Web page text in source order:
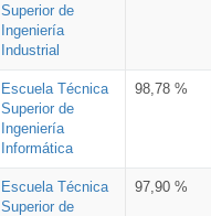
Superior de
Ingeniería
Industrial
Escuela Técnica
Superior de
Ingeniería
Informática
98,78 %
Escuela Técnica
Superior de
97,90 %